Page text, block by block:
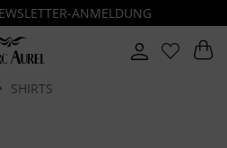
ANMELDUNG
SHIRTS